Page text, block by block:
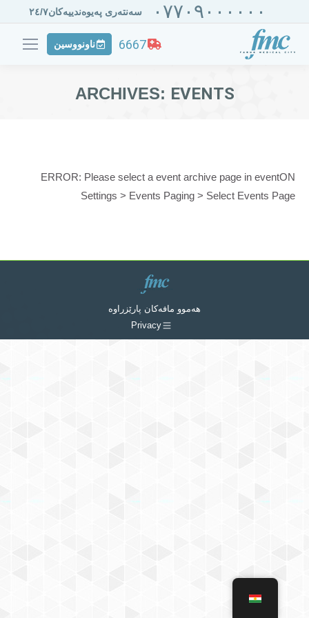
٠٧٧٠٩٠٠٠٠٠٠ سەنتەری پەیوەندییەکان٢٤/٧
6667 ناونووسین
ARCHIVES: EVENTS
ERROR: Please select a event archive page in eventON
Settings > Events Paging > Select Events Page
هەموو مافەکان پارێزراوە
Privacy